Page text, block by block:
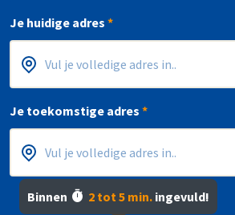
Je huidige adres *
Postcode*
Huisnummer*
Je toekomstige adres *
Postcode*
Huisnummer*
Binnen 2 tot 5 min. ingevuld!